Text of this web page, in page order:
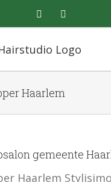
facebook
Haarlem
gemeente
Haarlem